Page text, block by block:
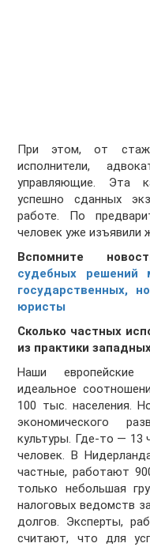
При этом, от
исполнители,
управляющие. Эта
успешно сданных
работе. По
человек уже изъявили
Вспомните
судебных решений
государственных,
юристы
Сколько частных
из практики
Наши европейские
идеальное
100 тыс. населения.
экономического
культуры. Где-то — 13
человек. В
частные, работают
только небольшая
налоговых ведомств
долгов. Эксперты,
считают, что для